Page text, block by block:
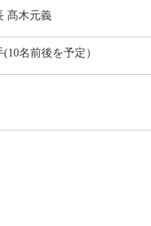
髙木元義
名前後を予定）